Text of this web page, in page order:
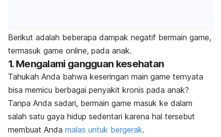
Berikut adalah beberapa dampak negatif bermain game,
termasuk game online, pada anak.
1. Mengalami gangguan kesehatan
Tahukah Anda bahwa keseringan main game ternyata
bisa memicu berbagai penyakit kronis pada anak?
Tanpa Anda sadari, bermain game masuk ke dalam
salah satu gaya hidup sedentari karena hal tersebut
membuat Anda malas untuk bergerak.